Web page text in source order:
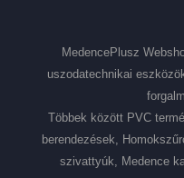
MedencePlusz
uszodatechnikai
Többek között PVC
berendezések,
szivattyúk, Medence